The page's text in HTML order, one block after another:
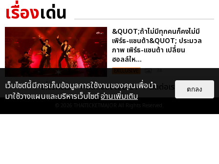
เรื่องเด่น
&QUOT;ถ้าไม่มีทุกคนก็คงไม่มี
เพิร์ธ-แซนต้า&QUOT; ประมวล
ภาพ เพิร์ธ-แซนต้า เปลี่ยน
ฮอลล์ให...
EXCLUSIVE
ไม่ว่าจะวันนี้หรือวันไหน ก็จะยังภูมิใจ
ในตัว &QUOT;แจบอม&QUOT;
เกี่ยวกับเรา ติดต่อลงโฆษณา ติดต่อเรา
© 2026 THAITICKETMAJOR All Rights Reserved.
เว็บไซต์นี้มีการเก็บข้อมูลการใช้งานของคุณเพื่อนำ
มาใช้วางแผนและบริหารเว็บไซต์อ่านเพิ่มเติม
ตกลง